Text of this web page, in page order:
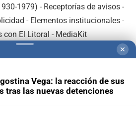
1979) - Receptorías de avisos -
- Elementos institucionales-
con El Litoral - MediaKit
✕
Vega: la reacción de sus
tras las nuevas detenciones